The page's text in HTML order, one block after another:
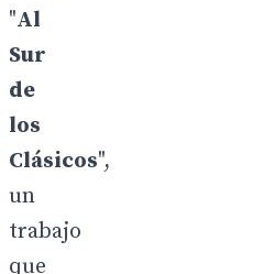
"Al
Sur
de
los
Clásicos",
un
trabajo
que